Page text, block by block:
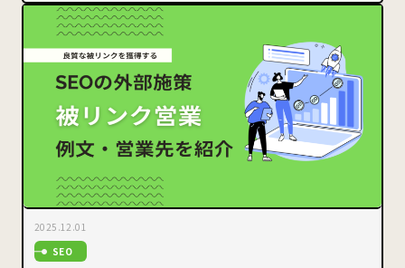
2025.12.01
SEO